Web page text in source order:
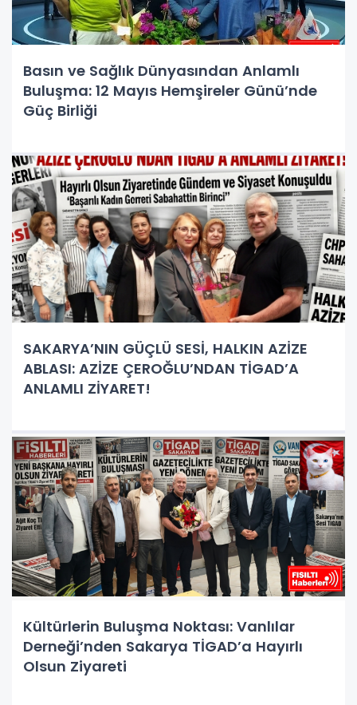
Basın ve Sağlık Dünyasından Anlamlı
Buluşma: 12 Mayıs Hemşireler Günü’nde
Güç Birliği
SAKARYA’NIN GÜÇLÜ SESİ, HALKIN AZİZE
ABLASI: AZİZE ÇEROĞLU’NDAN TİGAD’A
ANLAMLI ZİYARET!
Kültürlerin Buluşma Noktası: Vanlılar
Derneği’nden Sakarya TİGAD’a Hayırlı
Olsun Ziyareti